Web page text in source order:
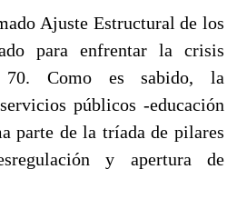
Ajuste Estructural de los
para enfrentar la crisis
Como es sabido, la
públicos -educación
parte de la tríada de pilares
y apertura de